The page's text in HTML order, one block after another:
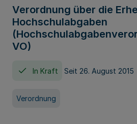
Verordnung über die
Hochschulabgaben
VO)
In Kraft Seit 26. August 2015
Verordnung